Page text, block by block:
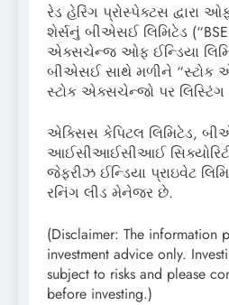
રેડ હેરિંગ પ્રોસ્પેક્ટસ દ્વારા
શેર્સનું બીએસઈ લિમિટેડ
એક્સચેન્જ ઓફ ઈન્ડિયા
બીએસઈ સાથે મળીને “સ્ટોક
સ્ટોક એક્સચેન્જો પર લિસ્ટિંગ
એક્સિસ કેપિટલ લિમિટેડ,
આઈસીઆઈસીઆઈ
જેફરીઝ ઈન્ડિયા પ્રાઇવેટ
રનિંગ લીડ મેનેજર છે.
(Disclaimer: The information
investment advice only.
subject to risks and please
before investing.)